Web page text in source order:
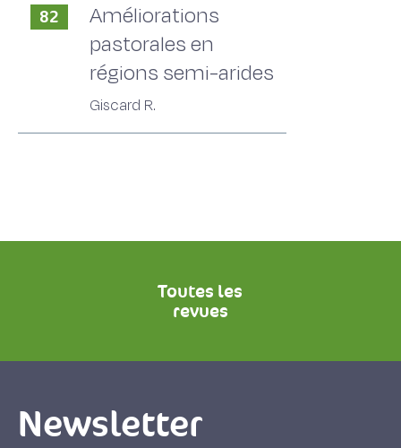
82
Améliorations
pastorales en
régions semi-arides
Giscard R.
Toutes les
revues
Newsletter